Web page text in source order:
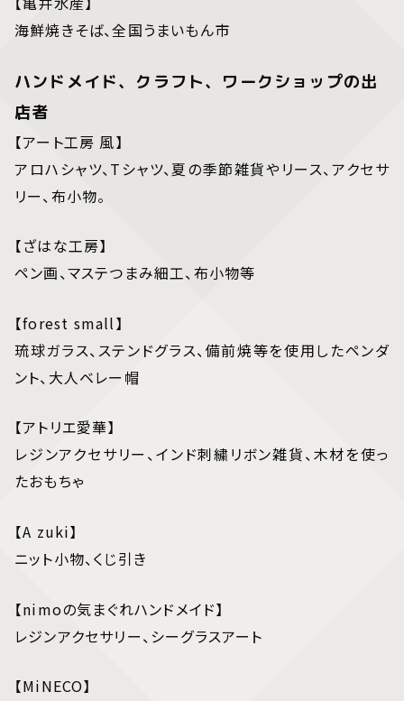
海鮮焼きそば、全国うまいもん市
ハンドメイド、クラフト、ワークショップの出
店者
【アート工房 風】
アロハシャツ、Tシャツ、夏の季節雑貨やリース、アクセサ
リー、布小物。
【ざはな工房】
ペン画、マステつまみ細工、布小物等
【forest small】
琉球ガラス、ステンドグラス、備前焼等を使用したペンダ
ント、大人ベレー帽
【アトリエ愛華】
レジンアクセサリー、インド刺繍リボン雑貨、木材を使っ
たおもちゃ
【A zuki】
ニット小物、くじ引き
【nimoの気まぐれハンドメイド】
レジンアクセサリー、シーグラスアート
【MiNECO】